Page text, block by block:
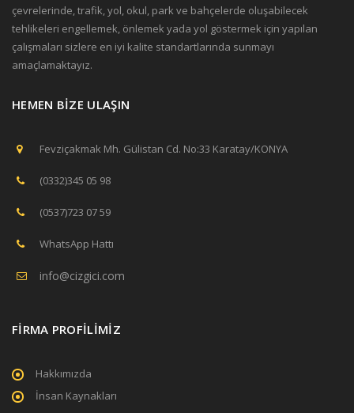
çevrelerinde, trafik, yol, okul, park ve bahçelerde oluşabilecek
tehlikeleri engellemek, önlemek yada yol göstermek için yapılan
çalışmaları sizlere en iyi kalite standartlarında sunmayı
amaçlamaktayız.
HEMEN BİZE ULAŞIN
Fevziçakmak Mh. Gülistan Cd. No:33 Karatay/KONYA
(0332)345 05 98
(0537)723 07 59
WhatsApp Hattı
info@cizgici.com
FİRMA PROFİLİMİZ
Hakkımızda
İnsan Kaynakları